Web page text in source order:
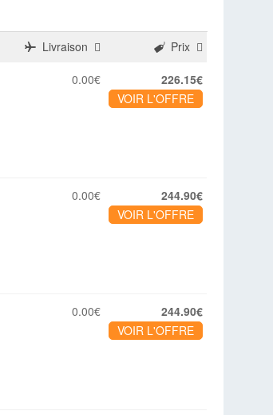
Livraison Prix
0.00€
226.15€
VOIR L'OFFRE
0.00€
244.90€
VOIR L'OFFRE
0.00€
244.90€
VOIR L'OFFRE